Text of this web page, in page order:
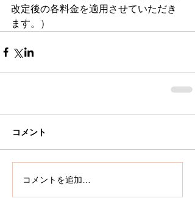
改定後の各料金を適用させていただき
ます。）
コメント
コメントを追加…